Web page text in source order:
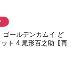
ゴールデンカムイ ど
ト 4.尾形百之助【再